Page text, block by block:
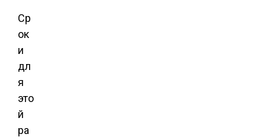
Ср
ок
и
дл
я
это
й
ра